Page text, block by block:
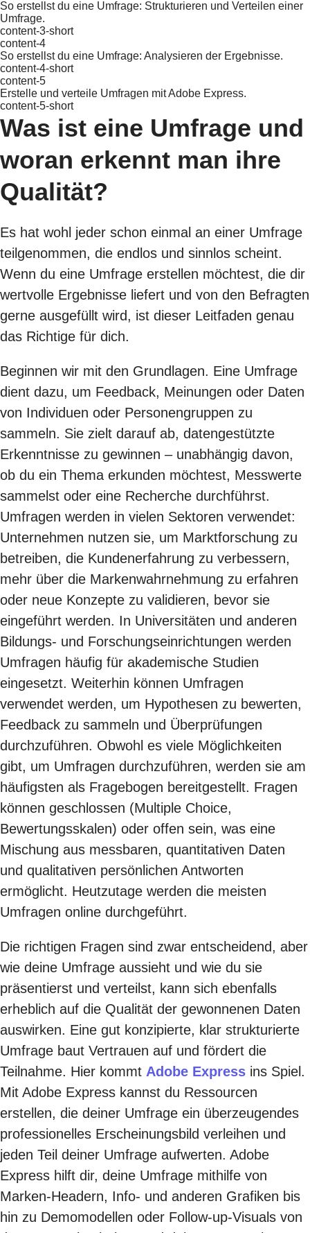
So erstellst du eine Umfrage: Strukturieren und Verteilen einer
Umfrage.
content-3-short
content-4
So erstellst du eine Umfrage: Analysieren der Ergebnisse.
content-4-short
content-5
Erstelle und verteile Umfragen mit Adobe Express.
content-5-short
Was ist eine Umfrage und
woran erkennt man ihre
Qualität?
Es hat wohl jeder schon einmal an einer Umfrage
teilgenommen, die endlos und sinnlos scheint.
Wenn du eine Umfrage erstellen möchtest, die dir
wertvolle Ergebnisse liefert und von den Befragten
gerne ausgefüllt wird, ist dieser Leitfaden genau
das Richtige für dich.
Beginnen wir mit den Grundlagen. Eine Umfrage
dient dazu, um Feedback, Meinungen oder Daten
von Individuen oder Personengruppen zu
sammeln. Sie zielt darauf ab, datengestützte
Erkenntnisse zu gewinnen – unabhängig davon,
ob du ein Thema erkunden möchtest, Messwerte
sammelst oder eine Recherche durchführst.
Umfragen werden in vielen Sektoren verwendet:
Unternehmen nutzen sie, um Marktforschung zu
betreiben, die Kundenerfahrung zu verbessern,
mehr über die Markenwahrnehmung zu erfahren
oder neue Konzepte zu validieren, bevor sie
eingeführt werden. In Universitäten und anderen
Bildungs- und Forschungseinrichtungen werden
Umfragen häufig für akademische Studien
eingesetzt. Weiterhin können Umfragen
verwendet werden, um Hypothesen zu bewerten,
Feedback zu sammeln und Überprüfungen
durchzuführen. Obwohl es viele Möglichkeiten
gibt, um Umfragen durchzuführen, werden sie am
häufigsten als Fragebogen bereitgestellt. Fragen
können geschlossen (Multiple Choice,
Bewertungsskalen) oder offen sein, was eine
Mischung aus messbaren, quantitativen Daten
und qualitativen persönlichen Antworten
ermöglicht. Heutzutage werden die meisten
Umfragen online durchgeführt.
Die richtigen Fragen sind zwar entscheidend, aber
wie deine Umfrage aussieht und wie du sie
präsentierst und verteilst, kann sich ebenfalls
erheblich auf die Qualität der gewonnenen Daten
auswirken. Eine gut konzipierte, klar strukturierte
Umfrage baut Vertrauen auf und fördert die
Teilnahme. Hier kommt Adobe Express ins Spiel.
Mit Adobe Express kannst du Ressourcen
erstellen, die deiner Umfrage ein überzeugendes
professionelles Erscheinungsbild verleihen und
jeden Teil deiner Umfrage aufwerten. Adobe
Express hilft dir, deine Umfrage mithilfe von
Marken-Headern, Info- und anderen Grafiken bis
hin zu Demomodellen oder Follow-up-Visuals von